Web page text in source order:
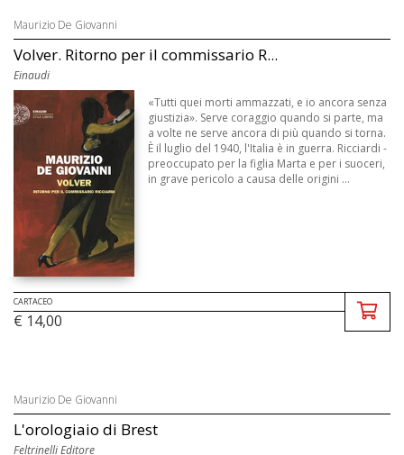
Maurizio De Giovanni
Volver. Ritorno per il commissario R...
Einaudi
«Tutti quei morti ammazzati, e io ancora senza
giustizia». Serve coraggio quando si parte, ma
a volte ne serve ancora di più quando si torna.
È il luglio del 1940, l'Italia è in guerra. Ricciardi -
preoccupato per la figlia Marta e per i suoceri,
in grave pericolo a causa delle origini ...
CARTACEO
€ 14,00
Maurizio De Giovanni
L'orologiaio di Brest
Feltrinelli Editore